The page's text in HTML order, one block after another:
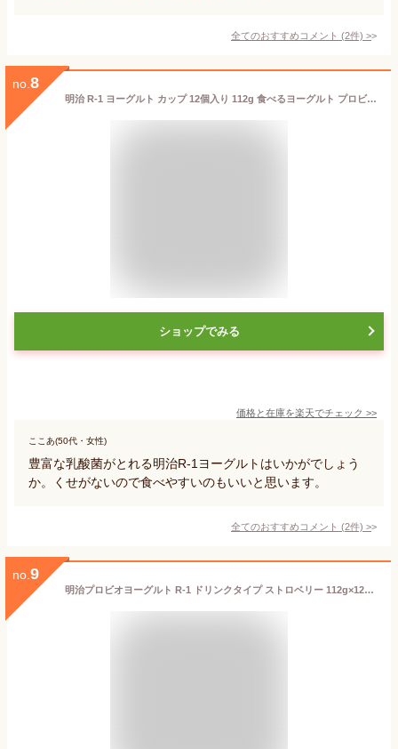
全てのおすすめコメント (2件) >
no. 8
明治 R-1 ヨーグルト カップ 12個入り 112g 食べるヨーグルト プロビオヨーグルト ヨーグルト食品 乳酸菌食品 R1 送料無料 クール便
ショップでみる
価格と在庫を楽天でチェック >>
ここあ(50代・女性)
豊富な乳酸菌がとれる明治R-1ヨーグルトはいかがでしょう
か。くせがないので食べやすいのもいいと思います。
全てのおすすめコメント (2件) >
no. 9
明治プロビオヨーグルト R-1 ドリンクタイプ ストロベリー 112g×12本【クール便】 ドリンクヨーグルト まとめ買い r1